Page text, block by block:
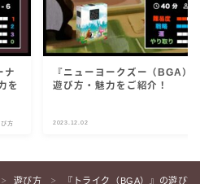
ナ
を
方
『ニューヨークズー（BGA）
遊び方・魅力をご紹介！
2023.12.02
＞ 遊び方 ＞ 『トライク（BGA）』の遊び